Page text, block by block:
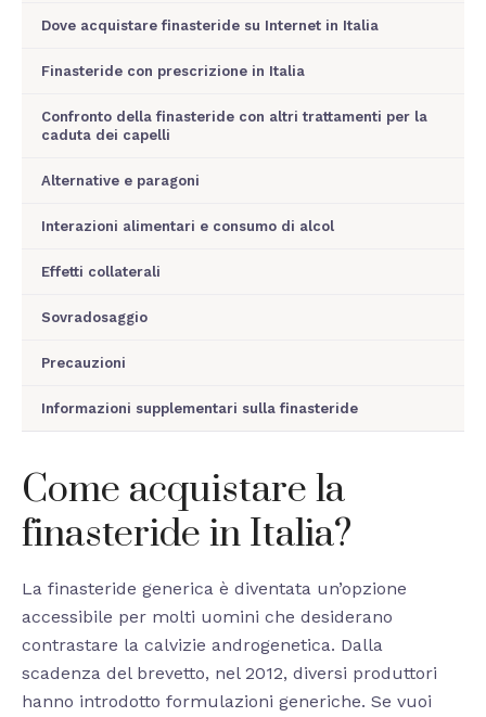
Dove acquistare finasteride su Internet in Italia
Finasteride con prescrizione in Italia
Confronto della finasteride con altri trattamenti per la
caduta dei capelli
Alternative e paragoni
Interazioni alimentari e consumo di alcol
Effetti collaterali
Sovradosaggio
Precauzioni
Informazioni supplementari sulla finasteride
Come acquistare la
finasteride in Italia?
La finasteride generica è diventata un’opzione
accessibile per molti uomini che desiderano
contrastare la calvizie androgenetica. Dalla
scadenza del brevetto, nel 2012, diversi produttori
hanno introdotto formulazioni generiche. Se vuoi